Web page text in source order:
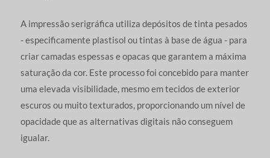
A impressão serigráfica utiliza depósitos de tinta pesados
- especificamente plastisol ou tintas à base de água - para
criar camadas espessas e opacas que garantem a máxima
saturação da cor. Este processo foi concebido para manter
uma elevada visibilidade, mesmo em tecidos de exterior
escuros ou muito texturados, proporcionando um nível de
opacidade que as alternativas digitais não conseguem
igualar.